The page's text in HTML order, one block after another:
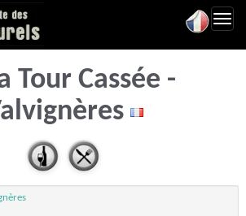
Tour Cassée -